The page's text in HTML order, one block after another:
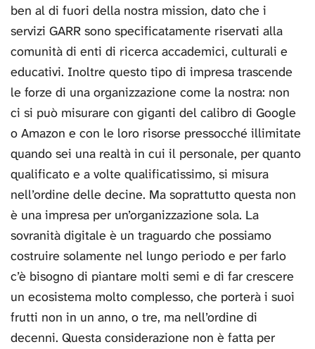
ben al di fuori della nostra mission, dato che i
servizi GARR sono specificatamente riservati alla
comunità di enti di ricerca accademici, culturali e
educativi. Inoltre questo tipo di impresa trascende
le forze di una organizzazione come la nostra: non
ci si può misurare con giganti del calibro di Google
o Amazon e con le loro risorse pressocché illimitate
quando sei una realtà in cui il personale, per quanto
qualificato e a volte qualificatissimo, si misura
nell’ordine delle decine. Ma soprattutto questa non
è una impresa per un’organizzazione sola. La
sovranità digitale è un traguardo che possiamo
costruire solamente nel lungo periodo e per farlo
c’è bisogno di piantare molti semi e di far crescere
un ecosistema molto complesso, che porterà i suoi
frutti non in un anno, o tre, ma nell’ordine di
decenni. Questa considerazione non è fatta per